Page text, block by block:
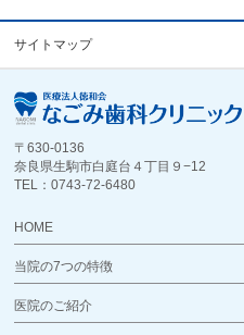
サイトマップ
〒630-0136
奈良県生駒市白庭台４丁目９−12
TEL：0743-72-6480
HOME
当院の7つの特徴
医院のご紹介